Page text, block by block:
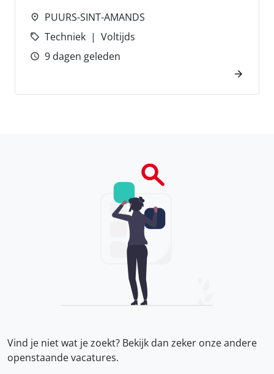
PUURS-SINT-AMANDS
Techniek
Voltijds
9 dagen geleden
Vind je niet wat je zoekt? Bekijk dan zeker onzeandere
openstaande vacatures.